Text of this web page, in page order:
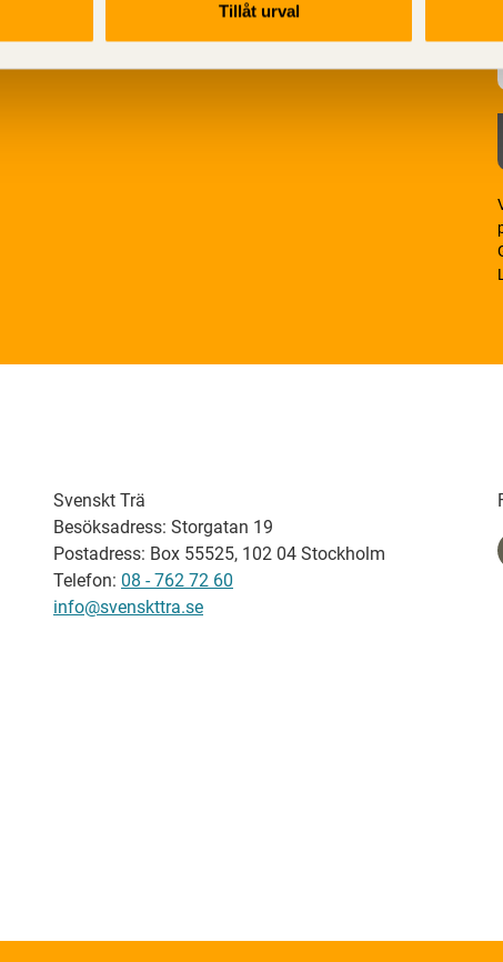
Tillåt urval
Svenskt Trä
Besöksadress: Storgatan 19
Postadress: Box 55525, 102 04 Stockholm
Telefon: 08 - 762 72 60
info@svenskttra.se